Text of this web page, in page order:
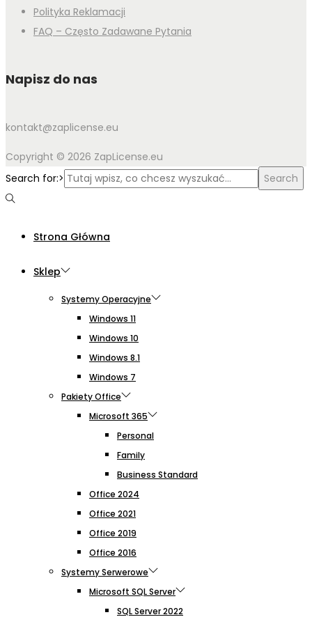
Polityka Reklamacji
FAQ – Często Zadawane Pytania
Napisz do nas
kontakt@zaplicense.eu
Copyright © 2026 ZapLicense.eu
Search for:>
Search
Strona Główna
Sklep
Systemy Operacyjne
Windows 11
Windows 10
Windows 8.1
Windows 7
Pakiety Office
Microsoft 365
Personal
Family
Business Standard
Office 2024
Office 2021
Office 2019
Office 2016
Systemy Serwerowe
Microsoft SQL Server
SQL Server 2022